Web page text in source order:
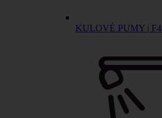
KULOVÉ PUMY | F4